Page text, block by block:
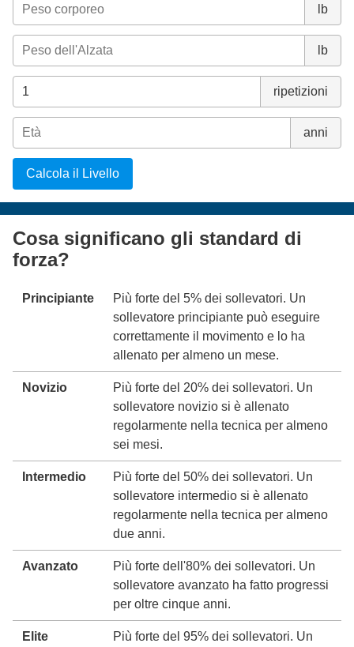
lb
lb
ripetizioni
anni
Calcola il Livello
Cosa significano gli standard di
forza?
Principiante
Più forte del 5% dei sollevatori. Un
sollevatore principiante può eseguire
correttamente il movimento e lo ha
allenato per almeno un mese.
Novizio
Più forte del 20% dei sollevatori. Un
sollevatore novizio si è allenato
regolarmente nella tecnica per almeno
sei mesi.
Intermedio
Più forte del 50% dei sollevatori. Un
sollevatore intermedio si è allenato
regolarmente nella tecnica per almeno
due anni.
Avanzato
Più forte dell'80% dei sollevatori. Un
sollevatore avanzato ha fatto progressi
per oltre cinque anni.
Elite
Più forte del 95% dei sollevatori. Un